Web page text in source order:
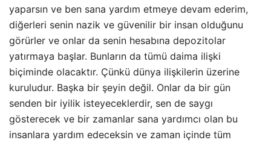
yaparsın ve ben sana yardım etmeye devam ederim,
diğerleri senin nazik ve güvenilir bir insan olduğunu
görürler ve onlar da senin hesabına depozitolar
yatırmaya başlar. Bunların da tümü daima ilişki
biçiminde olacaktır. Çünkü dünya ilişkilerin üzerine
kuruludur. Başka bir şeyin değil. Onlar da bir gün
senden bir iyilik isteyeceklerdir, sen de saygı
gösterecek ve bir zamanlar sana yardımcı olan bu
insanlara yardım edeceksin ve zaman içinde tüm